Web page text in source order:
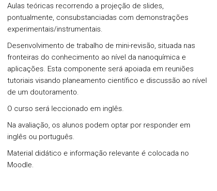
Aulas teóricas recorrendo a projeção de slides,
pontualmente, consubstanciadas com demonstrações
experimentais/instrumentais.
Desenvolvimento de trabalho de mini-revisão, situada nas
fronteiras do conhecimento ao nível da nanoquímica e
aplicações. Esta componente será apoiada em reuniões
tutoriais visando planeamento científico e discussão ao nível
de um doutoramento.
O curso será leccionado em inglês.
Na avaliação, os alunos podem optar por responder em
inglês ou português.
Material didático e informação relevante é colocada no
Moodle.